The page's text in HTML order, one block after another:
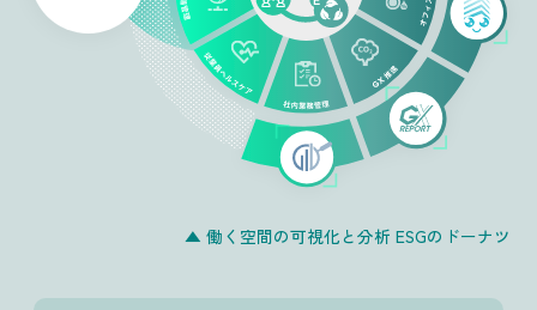
▲ 働く空間の可視化と分析 ESGのドーナツ